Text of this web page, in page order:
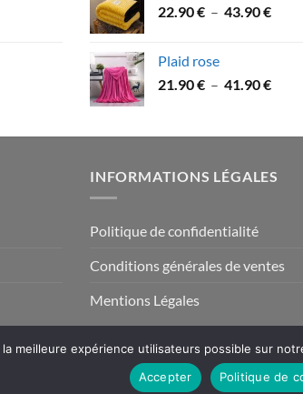
22.90€ – 43.90€Plage
à
Plaid rose
21.90€ – 41.90€Plage
41.90
INFORMATIONS LÉGALES
Politique de confidentialité
Conditions générales de ventes
Mentions Légales
meilleure expérience utilisateurs possible sur
Accepter
Politique de